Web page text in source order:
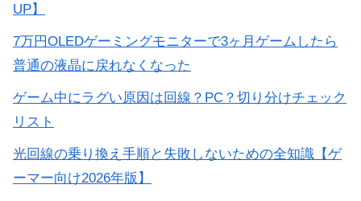
UP】
7万円OLEDゲーミングモニターで3ヶ月ゲームしたら
普通の液晶に戻れなくなった
ゲーム中にラグい原因は回線？PC？切り分けチェック
リスト
光回線の乗り換え手順と失敗しないための全知識【ゲ
ーマー向け2026年版】